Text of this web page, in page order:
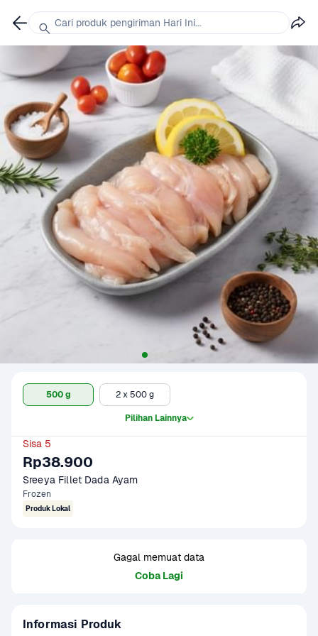
500 g 2 x 500 g
Pilihan Lainnya
Sisa 5
Rp38.900
Sreeya Fillet Dada Ayam
Frozen
Produk Lokal
Gagal memuat data
Coba Lagi
Informasi Produk
Cari produk pengiriman Hari Ini...